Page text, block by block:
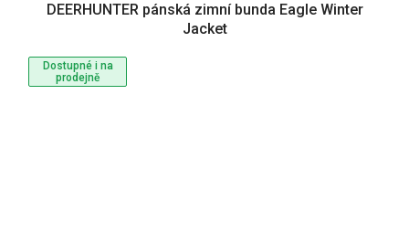
Dostupné i na
prodejně
DEERHUNTER pánská zimní bunda Eagle Winter
Jacket